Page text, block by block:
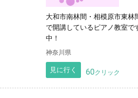
大和市南林間・相模原市東林
で開講しているピアノ教室で
中！
神奈川県
見に行く 60クリック